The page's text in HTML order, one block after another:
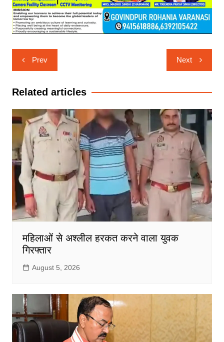
Post
navigation
Prev Next
Related articles
महिलाओं से अश्लील हरकत करने वाला युवक
गिरफ्तार
August 5, 2026